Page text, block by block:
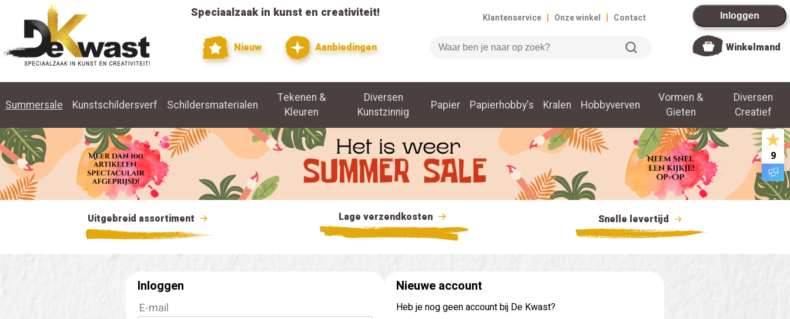
Speciaalzaak in kunst en creativiteit!
Nieuw Aanbiedingen
Klantenservice | Onze winkel | Contact
Zoeken
Inloggen
Winkelmand
Summersale Kunstschildersverf Schildersmaterialen
Tekenen &
Kleuren
Diversen
Kunstzinnig
Papier Papierhobby's Kralen Hobbyverven
Vormen &
Gieten
Diversen
Creatief
Uitgebreid assortiment Lage verzendkosten Snelle levertijd
9
Inloggen
E-mail
Nieuwe account
Heb je nog geen account bij De Kwast?